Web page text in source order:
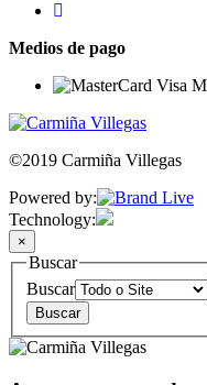
Medios de pago
©2019 Carmiña Villegas
Powered by:
Technology:
×
Buscar
Buscar